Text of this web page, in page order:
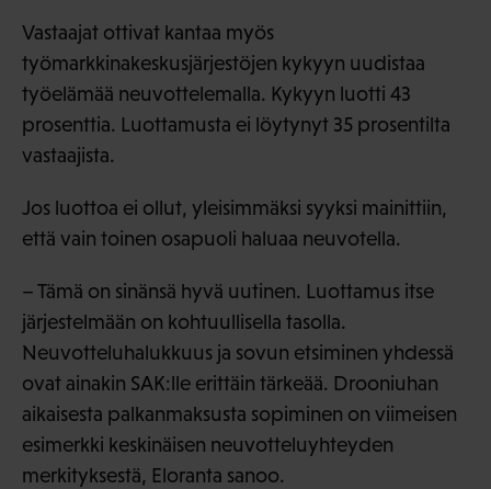
Vastaajat ottivat kantaa myös
työmarkkinakeskusjärjestöjen kykyyn uudistaa
työelämää neuvottelemalla. Kykyyn luotti 43
prosenttia. Luottamusta ei löytynyt 35 prosentilta
vastaajista.
Jos luottoa ei ollut, yleisimmäksi syyksi mainittiin,
että vain toinen osapuoli haluaa neuvotella.
– Tämä on sinänsä hyvä uutinen. Luottamus itse
järjestelmään on kohtuullisella tasolla.
Neuvotteluhalukkuus ja sovun etsiminen yhdessä
ovat ainakin SAK:lle erittäin tärkeää. Drooniuhan
aikaisesta palkanmaksusta sopiminen on viimeisen
esimerkki keskinäisen neuvotteluyhteyden
merkityksestä, Eloranta sanoo.